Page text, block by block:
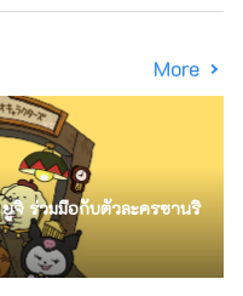
More
จิ ร่วมมือกับตัวละครซานริ